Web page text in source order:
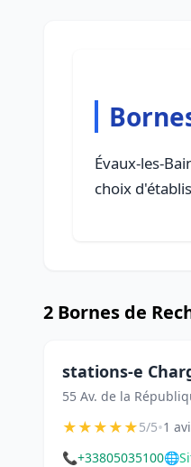
Évaux-les-
choix
2 Bornes de
stations-e
55 Av. de la
★★★★★5/5•1
📞+33805035100🌐